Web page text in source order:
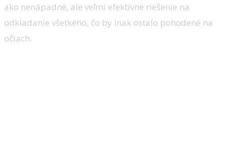
ako nenápadné, ale veľmi efektívne riešenie na
odkladanie všetkého, čo by inak ostalo pohodené na
očiach.